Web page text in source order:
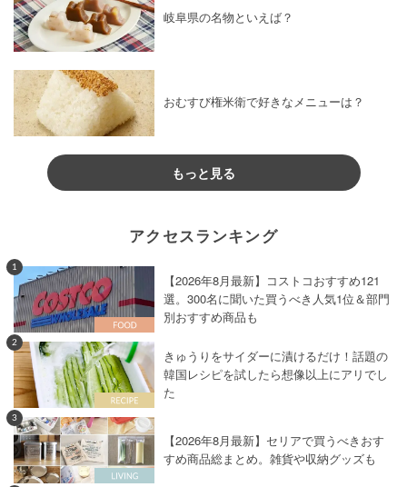
岐阜県の名物といえば？
おむすび権米衛で好きなメニューは？
もっと見る
アクセスランキング
1
【2026年8月最新】コストコおすすめ121
選。300名に聞いた買うべき人気1位＆部門
別おすすめ商品も
2
きゅうりをサイダーに漬けるだけ！話題の
韓国レシピを試したら想像以上にアリでし
た
3
【2026年8月最新】セリアで買うべきおす
すめ商品総まとめ。雑貨や収納グッズも